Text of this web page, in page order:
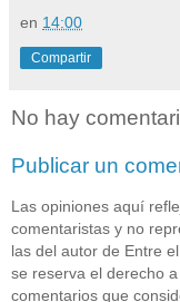
en 14:00
Compartir
No hay
Publicar un
Las opiniones aquí
comentaristas y no
las del autor de Entre
se reserva el derecho
comentarios que